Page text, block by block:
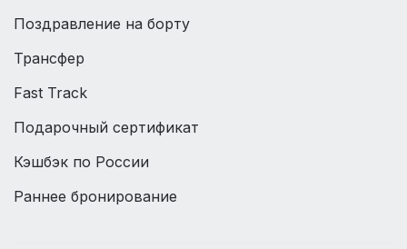
Поздравление на борту
Трансфер
Fast Track
Подарочный сертификат
Кэшбэк по России
Раннее бронирование